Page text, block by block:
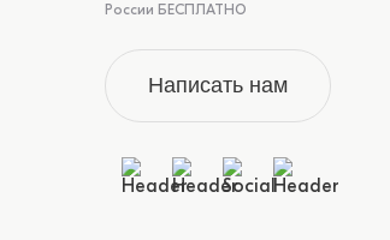
России БЕСПЛАТНО
Написать нам